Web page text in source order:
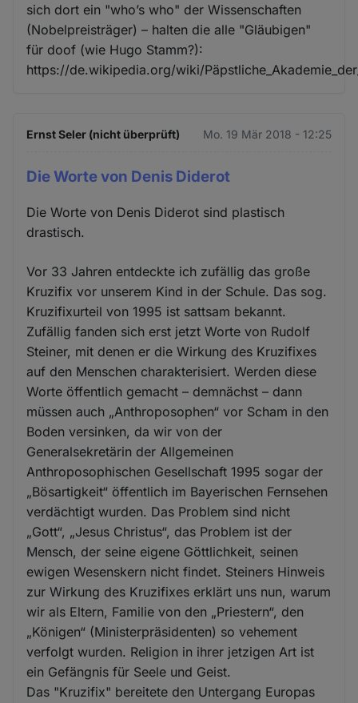
sich dort ein "who’s who" der Wissenschaften
(Nobelpreisträger) – halten die alle "Gläubigen"
für doof (wie Hugo Stamm?):
https://de.wikipedia.org/wiki/
Ernst Seler (nicht überprüft) Mo. 19 Mär 2018 - 12:25
Die Worte von Denis Diderot
Die Worte von Denis Diderot sind plastisch
drastisch.
Vor 33 Jahren entdeckte ich zufällig das große
Kruzifix vor unserem Kind in der Schule. Das sog.
Kruzifixurteil von 1995 ist sattsam bekannt.
Zufällig fanden sich erst jetzt Worte von Rudolf
Steiner, mit denen er die Wirkung des Kruzifixes
auf den Menschen charakterisiert. Werden diese
Worte öffentlich gemacht – demnächst – dann
müssen auch „Anthroposophen“ vor Scham in den
Boden versinken, da wir von der
Generalsekretärin der Allgemeinen
Anthroposophischen Gesellschaft 1995 sogar der
„Bösartigkeit“ öffentlich im Bayerischen Fernsehen
verdächtigt wurden. Das Problem sind nicht
„Gott“, „Jesus Christus“, das Problem ist der
Mensch, der seine eigene Göttlichkeit, seinen
ewigen Wesenskern nicht findet. Steiners Hinweis
zur Wirkung des Kruzifixes erklärt uns nun, warum
wir als Eltern, Familie von den „Priestern“, den
„Königen“ (Ministerpräsidenten) so vehement
verfolgt wurden. Religion in ihrer jetzigen Art ist
ein Gefängnis für Seele und Geist.
Das "Kruzifix" bereitete den Untergang Europas